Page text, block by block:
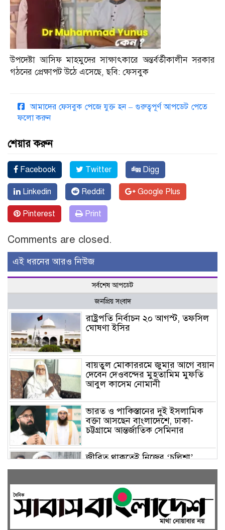
উপদেষ্টা আসিফ মাহমুদের সাক্ষাৎকারে অন্তর্বর্তীকালীন সরকার
গঠনের প্রেক্ষাপট উঠে এসেছে, ছবি: ফেসবুক
আমাদের ফেসবুক পেজে যুক্ত হন – গুরুত্বপূর্ণ আপডেট পেতে
ফলো করুন
শেয়ার করুন
Facebook Twitter Digg
Linkedin Reddit Google Plus
Pinterest Print
Comments are closed.
এই ধরনের আরও নিউজ
সর্বশেষ আপডেট
জনপ্রিয় সংবাদ
রাষ্ট্রপতি নির্বাচন ২০ আগস্ট, তফসিল
ঘোষণা ইসির
বায়তুল মোকাররমে জুমার আগে বয়ান
দেবেন দেওবন্দের মুহতামিম মুফতি
আবুল কাসেম নোমানী
ভারত ও পাকিস্তানের দুই ইসলামিক
বক্তা আসছেন বাংলাদেশে, ঢাকা-
চট্টগ্রামে আন্তর্জাতিক সেমিনার
জীবিত থাকতেই নিজের ‘চল্লিশা’
করলেন বৃদ্ধ, খেলেন ২ হাজার মানুষ
বালিয়াকান্দিতে উপজেলা প্রশাসনের
আয়োজনে জুলাই গণঅভ্যুত্থান দিবস